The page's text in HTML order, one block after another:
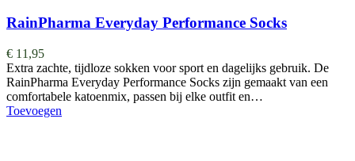
RainPharma Everyday Performance Socks
€ 11,95
Extra zachte, tijdloze sokken voor sport en dagelijks gebruik. De
RainPharma Everyday Performance Socks zijn gemaakt van een
comfortabele katoenmix, passen bij elke outfit en…
Toevoegen